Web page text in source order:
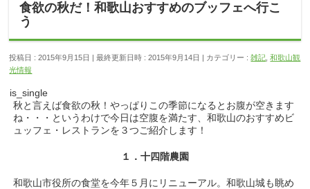
食欲の秋だ！和歌山おすすめのブッフェへ行こ
う
投稿日 : 2015年9月15日 最終更新日時 : 2015年9月14日 カテゴリー :雑記 ,和歌山観
光情報
is_single
秋と言えば食欲の秋！やっぱりこの季節になるとお腹が空きます
ね・・・というわけで今日は空腹を満たす、和歌山のおすすめビ
ュッフェ・レストランを３つご紹介します！
１．十四階農園
和歌山市役所の食堂を今年５月にリニューアル。和歌山城も眺め